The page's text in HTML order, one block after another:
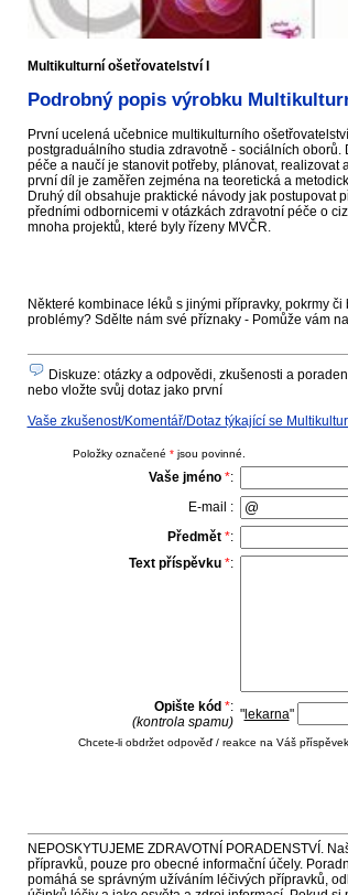
Multikulturní ošetřovatelství I
Podrobný popis výrobku
První ucelená učebnice multikulturního
postgraduálního studia zdravotně - sociálních
péče a naučí je stanovit potřeby, plánovat,
první díl je zaměřen zejména na teoretická a
Druhý díl obsahuje praktické návody jak postupovat
předními odbornicemi v otázkách zdravotní péče o
mnoha projektů, které byly řízeny MVČR.
Některé kombinace léků s jinými přípravky, pokrmy
problémy? Sdělte nám své příznaky - Pomůže vám
Diskuze: otázky a odpovědi, zkušenosti a
nebo vložte svůj dotaz jako první
Vaše zkušenost/Komentář/Dotaz týkající se
Položky označené *jsou povinné.
Vaše jméno *:
E-mail :
Předmět *:
Text příspěvku *:
Opište kód *:
(kontrola spamu) "lekarna"
Chcete-li obdržet odpověď / reakce na Váš
NEPOSKYTUJEME ZDRAVOTNÍ PORADENSTVÍ.
přípravků, pouze pro obecné informační účely.
pomáhá se správným užíváním léčivých přípravků,